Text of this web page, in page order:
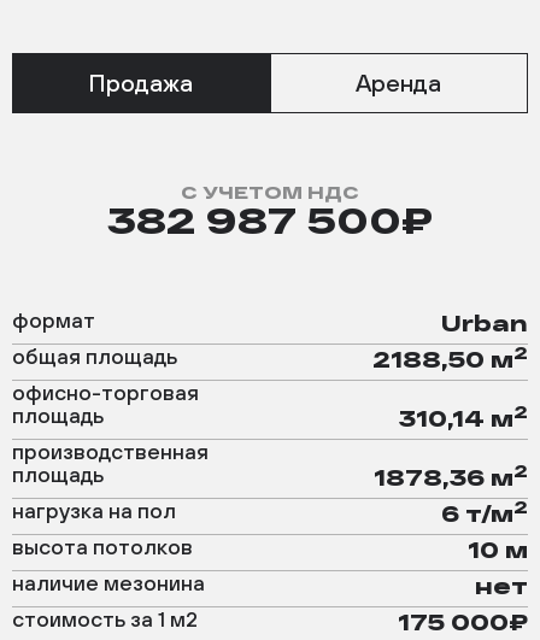
Продажа Аренда
С УЧЕТОМ НДС
382 987 500₽
формат Urban
стоимость за 1 м2 175 000₽
общая площадь 2188,50 м2
офисно-торговая
площадь
310,14 м2
производственная
площадь
1878,36 м2
нагрузка на пол 6 т/м2
высота потолков 10 м
наличие мезонина нет